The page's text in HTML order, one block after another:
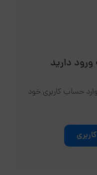
ورود دارید
حساب کاربری خود